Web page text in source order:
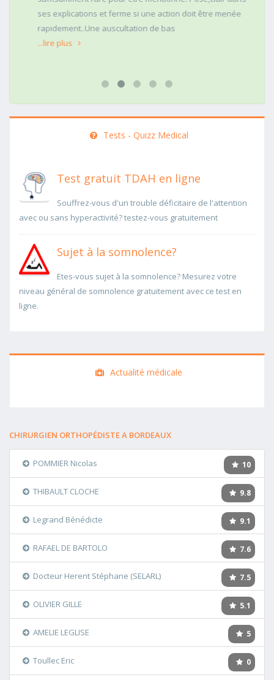
ses explications et ferme si une action doit être menée
rapidement..Une auscultation de bas
...lire plus
Tests - Quizz Medical
Test gratuit TDAH en ligne
Souffrez-vous d'un trouble déficitaire de l'attention
avec ou sans hyperactivité? testez-vous gratuitement
Sujet à la somnolence?
Etes-vous sujet à la somnolence? Mesurez votre
niveau général de somnolence gratuitement avec ce test en
ligne.
Actualité médicale
CHIRURGIEN ORTHOPÉDISTE A BORDEAUX
10
POMMIER Nicolas
9.8
THIBAULT CLOCHE
9.1
Legrand Bénédicte
7.6
RAFAEL DE BARTOLO
7.5
Docteur Herent Stéphane (SELARL)
5.1
OLIVIER GILLE
5
AMELIE LEGLISE
0
Toullec Eric